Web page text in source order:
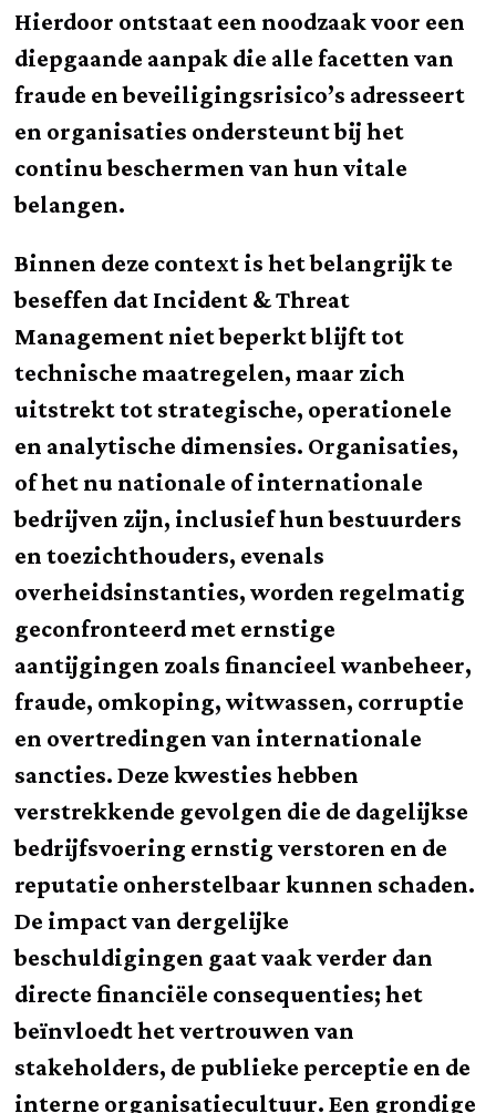
Hierdoor ontstaat een noodzaak voor een
diepgaande aanpak die alle facetten van
fraude en beveiligingsrisico’s adresseert
en organisaties ondersteunt bij het
continu beschermen van hun vitale
belangen.
Binnen deze context is het belangrijk te
beseffen dat Incident & Threat
Management niet beperkt blijft tot
technische maatregelen, maar zich
uitstrekt tot strategische, operationele
en analytische dimensies. Organisaties,
of het nu nationale of internationale
bedrijven zijn, inclusief hun bestuurders
en toezichthouders, evenals
overheidsinstanties, worden regelmatig
geconfronteerd met ernstige
aantijgingen zoals financieel wanbeheer,
fraude, omkoping, witwassen, corruptie
en overtredingen van internationale
sancties. Deze kwesties hebben
verstrekkende gevolgen die de dagelijkse
bedrijfsvoering ernstig verstoren en de
reputatie onherstelbaar kunnen schaden.
De impact van dergelijke
beschuldigingen gaat vaak verder dan
directe financiële consequenties; het
beïnvloedt het vertrouwen van
stakeholders, de publieke perceptie en de
interne organisatiecultuur. Een grondige